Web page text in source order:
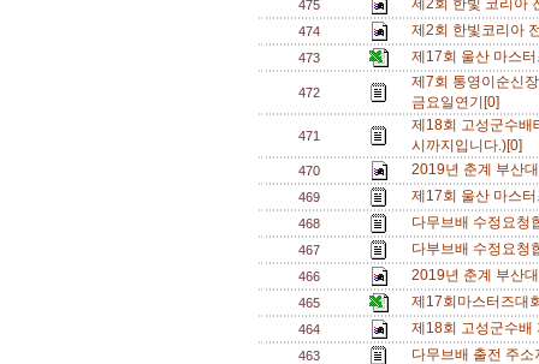
475 제2회 한빛 코리아
474 제2회 한빛코리아
473 제17회 울산 마스
472
제7회 통영이순신
금요일연기[0]
471
제18회 고성군수배
시까지입니다.)[0]
470 2019년 춘계 부산
469 제17회 울산 마스
468 다무브배 수정요
467 다부브배 수정요
466 2019년 춘계 부산
465 제17회마스터즈대
464 제18회 고성군수
463 다무브배 출전 주